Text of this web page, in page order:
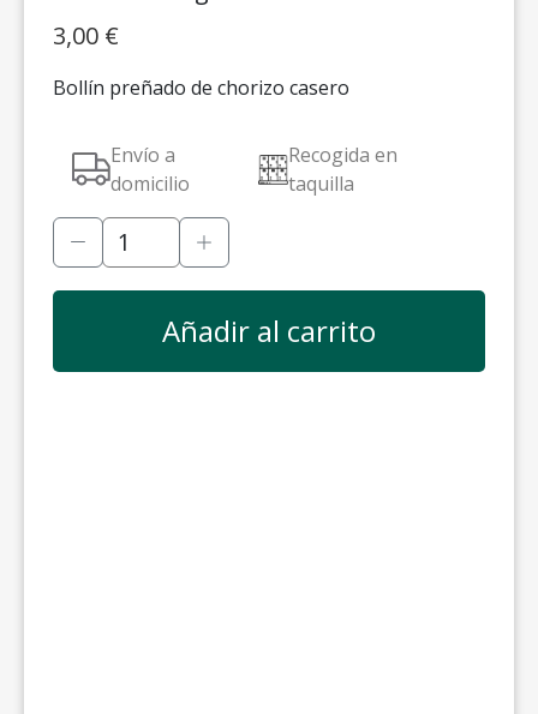
3,00 €
Bollín preñado de chorizo casero
Envío a
domicilio
Recogida en
taquilla
Añadir al carrito